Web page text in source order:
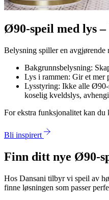
Ø90-speil med lys
Belysning spiller en avgjørende
Bakgrunnsbelysning:
Lys i rammen: Gir et mer
Lysstyring: Ikke alle Ø90-
koselig kveldslys,
For ekstra funksjonalitet kan du
Bli inspirert
Finn ditt nye Ø90-
Hos Dansani tilbyr vi speil av
finne løsningen som passer